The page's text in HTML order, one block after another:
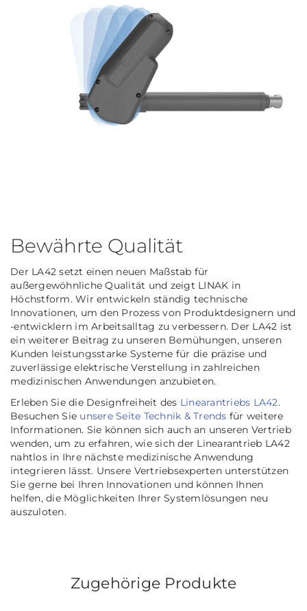
Bewährte Qualität
Der LA42 setzt einen neuen Maßstab für
außergewöhnliche Qualität und zeigt LINAK in
Höchstform. Wir entwickeln ständig technische
Innovationen, um den Prozess von Produktdesignern und
-entwicklern im Arbeitsalltag zu verbessern. Der LA42 ist
ein weiterer Beitrag zu unseren Bemühungen, unseren
Kunden leistungsstarke Systeme für die präzise und
zuverlässige elektrische Verstellung in zahlreichen
medizinischen Anwendungen anzubieten.
Erleben Sie die Designfreiheit des Linearantriebs LA42.
Besuchen Sie unsere Seite Technik & Trends für weitere
Informationen. Sie können sich auch an unseren Vertrieb
wenden, um zu erfahren, wie sich der Linearantrieb LA42
nahtlos in Ihre nächste medizinische Anwendung
integrieren lässt. Unsere Vertriebsexperten unterstützen
Sie gerne bei Ihren Innovationen und können Ihnen
helfen, die Möglichkeiten Ihrer Systemlösungen neu
auszuloten.
Zugehörige Produkte